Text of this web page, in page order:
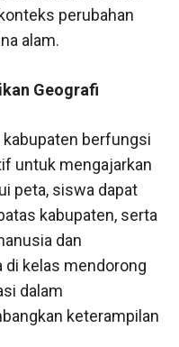
perubahan
alam.
Geografi
kabupaten berfungsi
untuk mengajarkan
peta, siswa dapat
kabupaten, serta
dan
di kelas mendorong
dalam
keterampilan